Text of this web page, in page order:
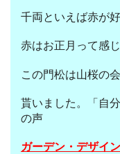
千両といえば赤が
赤はお正月って感
この門松は山桜の
貰いました。「自
の声
ガーデン・デザイ